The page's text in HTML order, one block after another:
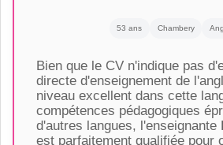
53 ans Chambery
Bien que le CV n'indique pas
directe d'enseignement de
niveau excellent dans cette
compétences pédagogiques
d'autres langues, l'enseignante
est parfaitement qualifiée pour